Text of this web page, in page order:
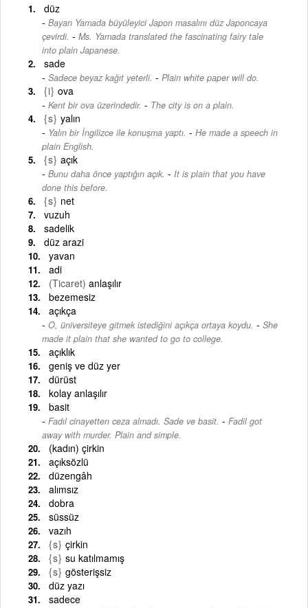
düz
Bayan Yamada büyüleyici Japon masalını düz Japoncaya
çevirdi. - Ms. Yamada translated the fascinating fairy tale
into plain Japanese.
sade
Sadece beyaz kağıt yeterli. - Plain white paper will do.
{i} ova
Kent bir ova üzerindedir. - The city is on a plain.
{s} yalın
Yalın bir İngilizce ile konuşma yaptı. - He made a speech in
plain English.
{s} açık
Bunu daha önce yaptığın açık. - It is plain that you have
done this before.
{s} net
vuzuh
sadelik
düz arazi
yavan
adi
(Ticaret) anlaşılır
bezemesiz
açıkça
O, üniversiteye gitmek istediğini açıkça ortaya koydu. - She
made it plain that she wanted to go to college.
açıklık
geniş ve düz yer
dürüst
kolay anlaşılır
basit
Fadıl cinayetten ceza almadı. Sade ve basit. - Fadil got
away with murder. Plain and simple.
(kadın) çirkin
açıksözlü
düzengâh
alımsız
dobra
süssüz
vazıh
{s} çirkin
{s} su katılmamış
{s} gösterişsiz
düz yazı
sadece